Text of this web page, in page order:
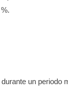
un periodo